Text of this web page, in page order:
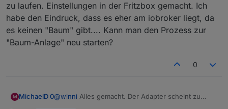
Heimnetzfreigabe Häkchen gesetzt?
zu laufen. Einstellungen in der Fritzbox gemacht. Ich
habe den Eindruck, dass es eher am iobroker liegt, da
es keinen "Baum" gibt.... Kann man den Prozess zur
"Baum-Anlage" neu starten?
0
M MichaelD 0@winni Alles gemacht. Der Adapter scheint zu